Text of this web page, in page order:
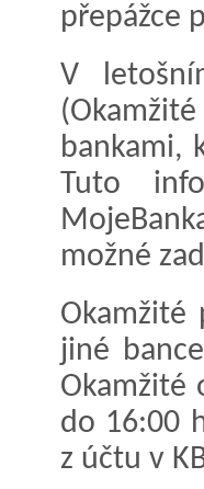
přepážce
V
bankami,
Tuto
možné
jiné
Okamžité
do 16:00
z účtu v